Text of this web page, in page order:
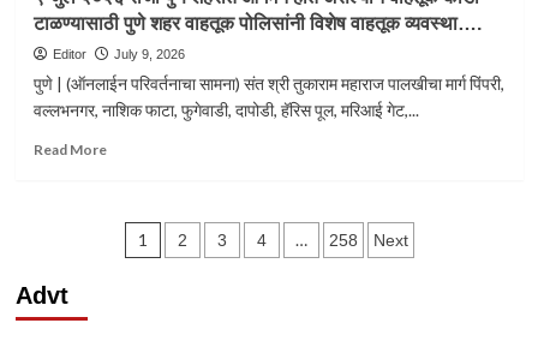
पालखी
सोहळ्यांचे
पुणेकरांच्यावतीने
महापौर
मंजुषा
नागपुरे
टाळण्यासाठी पुणे शहर वाहतूक पोलिसांनी विशेष वाहतूक व्यवस्था….
Editor July 9, 2026
पुणे | (ऑनलाईन परिवर्तनाचा सामना) संत श्री तुकाराम महाराज पालखीचा मार्ग पिंपरी,
वल्लभनगर, नाशिक फाटा, फुगेवाडी, दापोडी, हॅरिस पूल, मरिआई गेट,...
Read MoreRead
२०२६Posts
1 2 3 4 … 258 Next
Advt